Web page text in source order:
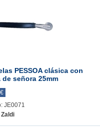
PESSOA clásica con
de señora 25mm
JE0071
Zaldi